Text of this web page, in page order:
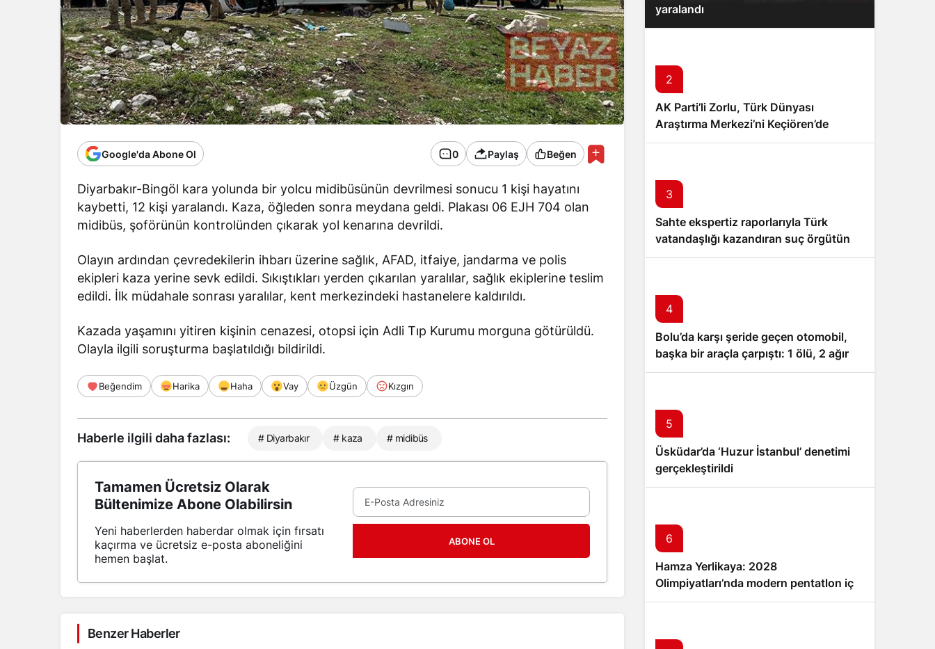
Google'da Abone Ol 0 Paylaş Beğen
Diyarbakır-Bingöl kara yolunda bir yolcu midibüsünün devrilmesi sonucu 1 kişi hayatını
kaybetti, 12 kişi yaralandı. Kaza, öğleden sonra meydana geldi. Plakası 06 EJH 704 olan
midibüs, şoförünün kontrolünden çıkarak yol kenarına devrildi.
Olayın ardından çevredekilerin ihbarı üzerine sağlık, AFAD, itfaiye, jandarma ve polis
ekipleri kaza yerine sevk edildi. Sıkıştıkları yerden çıkarılan yaralılar, sağlık ekiplerine teslim
edildi. İlk müdahale sonrası yaralılar, kent merkezindeki hastanelere kaldırıldı.
Kazada yaşamını yitiren kişinin cenazesi, otopsi için Adli Tıp Kurumu morguna götürüldü.
Olayla ilgili soruşturma başlatıldığı bildirildi.
Beğendim Harika Haha Vay Üzgün Kızgın
Haberle ilgili daha fazlası: # Diyarbakır # kaza # midibüs
Tamamen Ücretsiz Olarak
Bültenimize Abone Olabilirsin
Yeni haberlerden haberdar olmak için fırsatı
kaçırma ve ücretsiz e-posta aboneliğini
hemen başlat.
ABONE OL
Benzer Haberler
yaralandı
2
AK Parti’li Zorlu, Türk Dünyası
Araştırma Merkezi’ni Keçiören’de
kuracak
3
Sahte ekspertiz raporlarıyla Türk
vatandaşlığı kazandıran suç örgütüne
operasyon: 32 tutuklama
4
Bolu’da karşı şeride geçen otomobil,
başka bir araçla çarpıştı: 1 ölü, 2 ağır
yaralı
5
Üsküdar’da ‘Huzur İstanbul’ denetimi
gerçekleştirildi
6
Hamza Yerlikaya: 2028
Olimpiyatları’nda modern pentatlon için
büyük hedefler